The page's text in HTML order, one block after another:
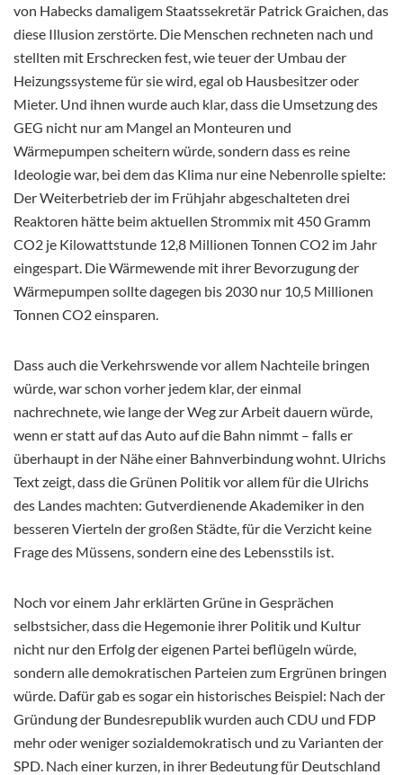
von Habecks damaligem Staatssekretär Patrick Graichen, das
diese Illusion zerstörte. Die Menschen rechneten nach und
stellten mit Erschrecken fest, wie teuer der Umbau der
Heizungssysteme für sie wird, egal ob Hausbesitzer oder
Mieter. Und ihnen wurde auch klar, dass die Umsetzung des
GEG nicht nur am Mangel an Monteuren und
Wärmepumpen scheitern würde, sondern dass es reine
Ideologie war, bei dem das Klima nur eine Nebenrolle spielte:
Der Weiterbetrieb der im Frühjahr abgeschalteten drei
Reaktoren hätte beim aktuellen Strommix mit 450 Gramm
CO2 je Kilowattstunde 12,8 Millionen Tonnen CO2 im Jahr
eingespart. Die Wärmewende mit ihrer Bevorzugung der
Wärmepumpen sollte dagegen bis 2030 nur 10,5 Millionen
Tonnen CO2 einsparen.
Dass auch die Verkehrswende vor allem Nachteile bringen
würde, war schon vorher jedem klar, der einmal
nachrechnete, wie lange der Weg zur Arbeit dauern würde,
wenn er statt auf das Auto auf die Bahn nimmt – falls er
überhaupt in der Nähe einer Bahnverbindung wohnt. Ulrichs
Text zeigt, dass die Grünen Politik vor allem für die Ulrichs
des Landes machten: Gutverdienende Akademiker in den
besseren Vierteln der großen Städte, für die Verzicht keine
Frage des Müssens, sondern eine des Lebensstils ist.
Noch vor einem Jahr erklärten Grüne in Gesprächen
selbstsicher, dass die Hegemonie ihrer Politik und Kultur
nicht nur den Erfolg der eigenen Partei beflügeln würde,
sondern alle demokratischen Parteien zum Ergrünen bringen
würde. Dafür gab es sogar ein historisches Beispiel: Nach der
Gründung der Bundesrepublik wurden auch CDU und FDP
mehr oder weniger sozialdemokratisch und zu Varianten der
SPD. Nach einer kurzen, in ihrer Bedeutung für Deutschland